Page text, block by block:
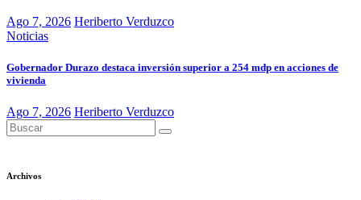
Ago 7, 2026 Heriberto Verduzco
Noticias
Gobernador Durazo destaca inversión superior a 254 mdp en acciones de
vivienda
Ago 7, 2026 Heriberto Verduzco
Archivos